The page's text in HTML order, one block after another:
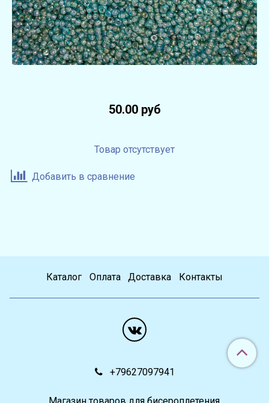
50.00 руб
Товар отсутствует
Добавить в сравнение
Каталог Оплата Доставка Контакты
+79627097941